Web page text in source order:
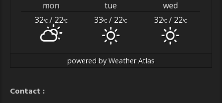
mon tue
wed
32°C / 22°C 33°C / 22°C 32°C/ 22°C
powered byWeather Atlas
Contact :